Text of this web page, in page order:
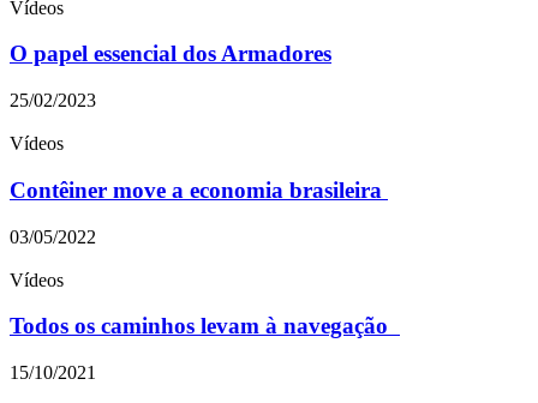
Vídeos
O papel essencial dos Armadores
25/02/2023
Vídeos
Contêiner move a economia brasileira
03/05/2022
Vídeos
Todos os caminhos levam à navegação
15/10/2021